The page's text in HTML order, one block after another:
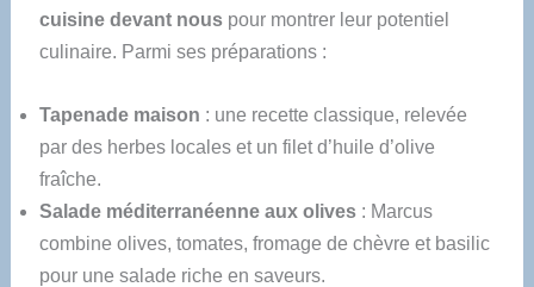
cuisine devant nouspour montrer leur potentiel
culinaire. Parmi ses préparations :
Tapenade maison : une recette classique, relevée
par des herbes locales et un filet d’huile d’olive
fraîche.
Salade méditerranéenne aux olives: Marcus
combine olives, tomates, fromage de chèvre et basilic
pour une salade riche en saveurs.